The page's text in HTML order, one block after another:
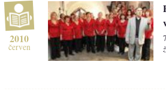
2010
červen